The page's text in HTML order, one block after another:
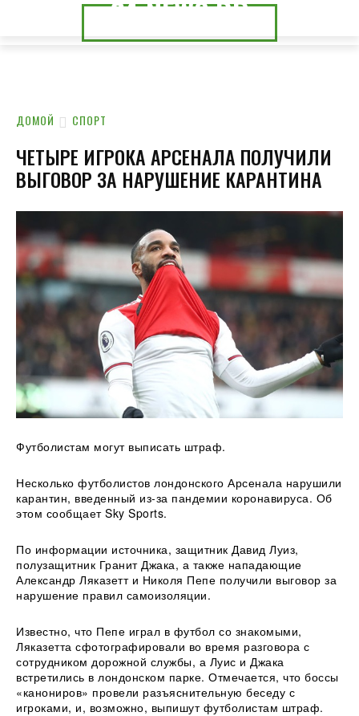
24.NEWS.CK
24.NEWS.DP
ДОМОЙ СПОРТ
ЧЕТЫРЕ ИГРОКА АРСЕНАЛА ПОЛУЧИЛИ
ВЫГОВОР ЗА НАРУШЕНИЕ КАРАНТИНА
Футболистам могут выписать штраф.
Несколько футболистов лондонского Арсенала нарушили
карантин, введенный из-за пандемии коронавируса. Об
этом сообщает Sky Sports.
По информации источника, защитник Давид Луиз,
полузащитник Гранит Джака, а также нападающие
Александр Ляказетт и Николя Пепе получили выговор за
нарушение правил самоизоляции.
Известно, что Пепе играл в футбол со знакомыми,
Ляказетта сфотографировали во время разговора с
сотрудником дорожной службы, а Луис и Джака
встретились в лондонском парке. Отмечается, что боссы
«канониров» провели разъяснительную беседу с
игроками, и, возможно, выпишут футболистам штраф.